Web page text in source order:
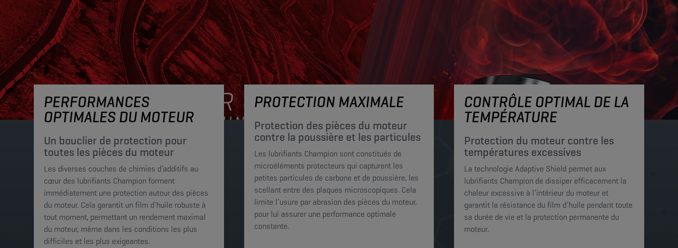
PERFORMANCES
OPTIMALES DU MOTEUR
Un bouclier de protection pour
toutes les pièces du moteur
Les diverses couches de chimies d’additifs au
cœur des lubrifiants Champion forment
immédiatement une protection autour des pièces
du moteur. Cela garantit un film d’huile robuste à
tout moment, permettant un rendement maximal
du moteur, même dans les conditions les plus
difficiles et les plus exigeantes.
PROTECTION MAXIMALE
Protection des pièces du moteur
contre la poussière et les particules
Les lubrifiants Champion sont constitués de
microéléments protecteurs qui capturent les
petites particules de carbone et de poussière, les
scellant entre des plaques microscopiques. Cela
limite l’usure par abrasion des pièces du moteur,
pour lui assurer une performance optimale
constante.
CONTRÔLE OPTIMAL DE LA
TEMPÉRATURE
Protection du moteur contre les
températures excessives
La technologie Adaptive Shield permet aux
lubrifiants Champion de dissiper efficacement la
chaleur excessive à l’intérieur du moteur et
garantit la résistance du film d’huile pendant toute
sa durée de vie et la protection permanente du
moteur.